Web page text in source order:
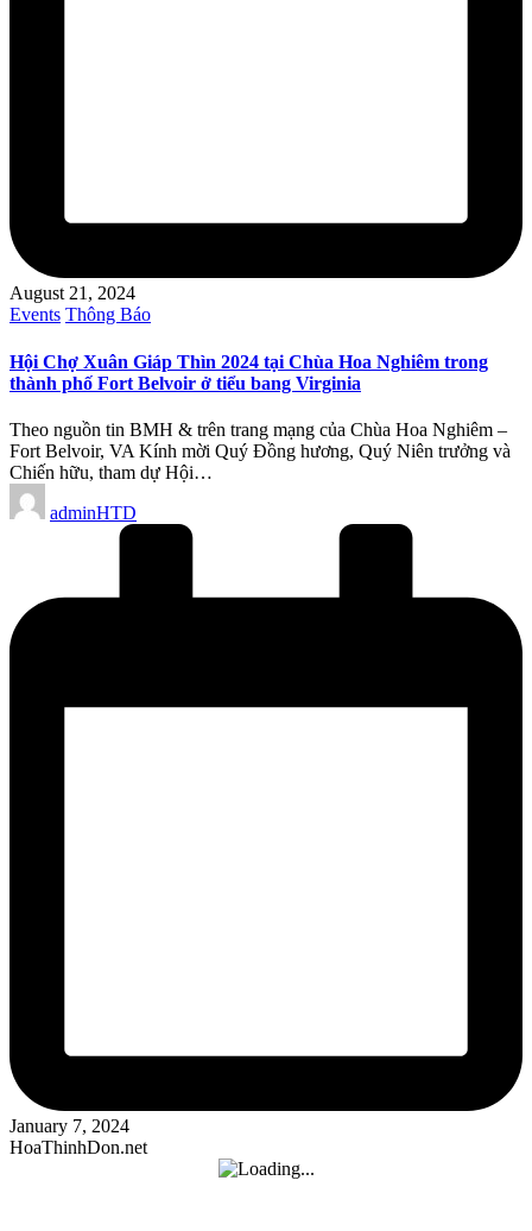
August 21, 2024
Posted
Events Thông Báo
Hội Chợ Xuân Giáp Thìn 2024 tại Chùa Hoa Nghiêm trong
thành phố Fort Belvoir ở tiểu bang Virginia
Theo nguồn tin BMH & trên trang mạng của Chùa Hoa Nghiêm –
Fort Belvoir, VA Kính mời Quý Đồng hương, Quý Niên trưởng và
Chiến hữu, tham dự Hội…
Posted
by
adminHTD
January 7, 2024
HoaThinhDon.net